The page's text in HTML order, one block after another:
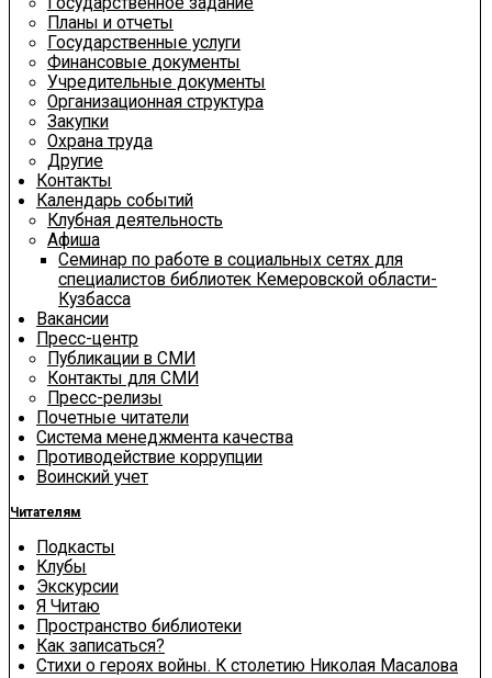
Планы и отчеты
Государственные услуги
Финансовые документы
Учредительные документы
Организационная структура
Закупки
Охрана труда
Другие
Контакты
Календарь событий
Клубная деятельность
Афиша
Семинар по работе в социальных сетях для
специалистов библиотек Кемеровской области-
Кузбасса
Вакансии
Пресс-центр
Публикации в СМИ
Контакты для СМИ
Пресс-релизы
Почетные читатели
Система менеджмента качества
Противодействие коррупции
Воинский учет
Читателям
Подкасты
Клубы
Экскурсии
Я Читаю
Пространство библиотеки
Как записаться?
Стихи о героях войны. К столетию Николая Масалова